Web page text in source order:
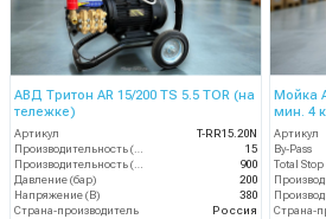
АВД Тритон AR 15/200 TS 5.5 TOR (на
тележке)
Артикул
T-RR15.20N
Производительность (л/мин)
15
Производительность (л/ч)
900
Давление (бар)
200
Напряжение (В)
380
Страна-производитель
Россия
Мойка
мин. 4
Артикул
By-Pass
Total Stop
Страна-